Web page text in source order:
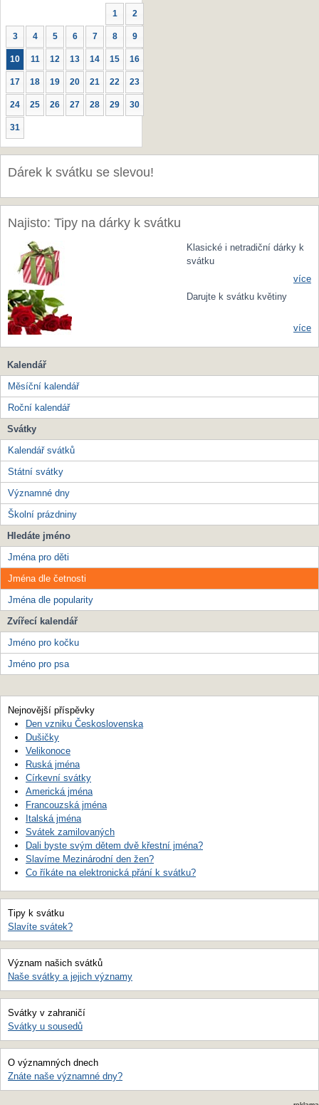
1 2
3 4 5 6 7 8 9
10 11 12 13 14 15 16
17 18 19 20 21 22 23
24 25 26 27 28 29 30
31
Dárek k svátku se slevou!
Najisto: Tipy na dárky k svátku
Klasické i netradiční dárky k
svátku
více
Darujte k svátku květiny
více
Kalendář
Měsíční kalendář
Roční kalendář
Svátky
Kalendář svátků
Státní svátky
Významné dny
Školní prázdniny
Hledáte jméno
Jména pro děti
Jména dle četnosti
Jména dle popularity
Zvířecí kalendář
Jméno pro kočku
Jméno pro psa
Nejnovější příspěvky
Den vzniku Československa
Dušičky
Velikonoce
Ruská jména
Církevní svátky
Americká jména
Francouzská jména
Italská jména
Svátek zamilovaných
Dali byste svým dětem dvě křestní jména?
Slavíme Mezinárodní den žen?
Co říkáte na elektronická přání k svátku?
Tipy k svátku
Slavíte svátek?
Význam našich svátků
Naše svátky a jejich významy
Svátky v zahraničí
Svátky u sousedů
O významných dnech
Znáte naše významné dny?